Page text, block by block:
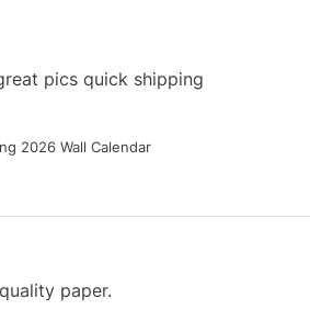
pics quick shipping
2026 Wall Calendar
paper.